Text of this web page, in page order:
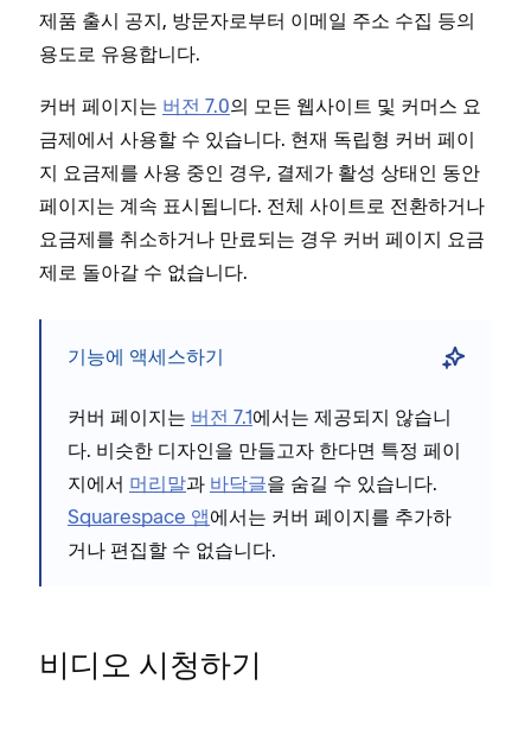
제품 출시 공지, 방문자로부터 이메일 주소 수집 등의
용도로 유용합니다.
커버 페이지는 버전 7.0의 모든 웹사이트 및 커머스 요
금제에서 사용할 수 있습니다. 현재 독립형 커버 페이
지 요금제를 사용 중인 경우, 결제가 활성 상태인 동안
페이지는 계속 표시됩니다. 전체 사이트로 전환하거나
요금제를 취소하거나 만료되는 경우 커버 페이지 요금
제로 돌아갈 수 없습니다.
기능에 액세스하기
커버 페이지는 버전 7.1에서는 제공되지 않습니
다. 비슷한 디자인을 만들고자 한다면 특정 페이
지에서 머리말과 바닥글을 숨길 수 있습니다.
Squarespace 앱에서는 커버 페이지를 추가하
거나 편집할 수 없습니다.
비디오 시청하기